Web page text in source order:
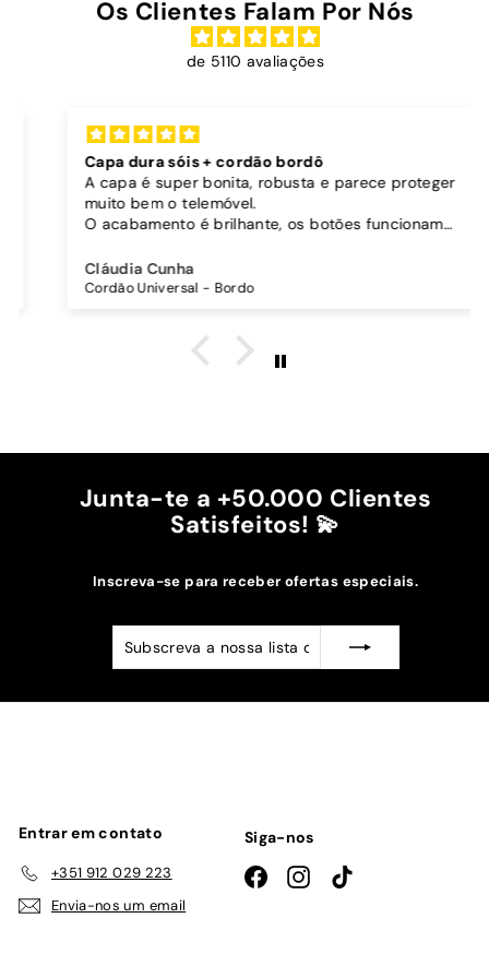
Os Clientes Falam Por Nós
de 5110 avaliações
Capa dura sóis + cordão bordô
A capa é super bonita, robusta e parece proteger
muito bem o telemóvel.
O acabamento é brilhante, os botões funcionam
Comprei também um cordão à parte para
pendurar o telemóvel e como a capa é dura o
é top, eu não uso no máximo e ele passa me a
Cláudia Cunha
Cordão Universal - Bordo
Junta-te a +50.000 Clientes
Satisfeitos! 💫
Inscreva-se para receber ofertas especiais.
Subscreva
a
Subscrever
Entrar em contato
+351 912 029 223
Envia-nos um email
Siga-nos
FacebookInstagramTikTok